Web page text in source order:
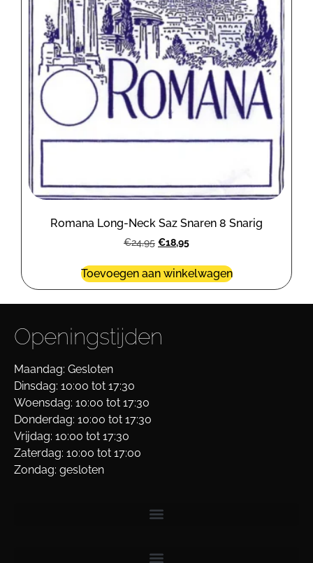
Romana Long-Neck Saz Snaren 8 Snarig
€24,95 €18,95
Toevoegen aan winkelwagen
Openingstijden
Maandag: Gesloten
Dinsdag: 10:00 tot 17:30
Woensdag: 10:00 tot 17:30
Donderdag: 10:00 tot 17:30
Vrijdag: 10:00 tot 17:30
Zaterdag: 10:00 tot 17:00
Zondag: gesloten